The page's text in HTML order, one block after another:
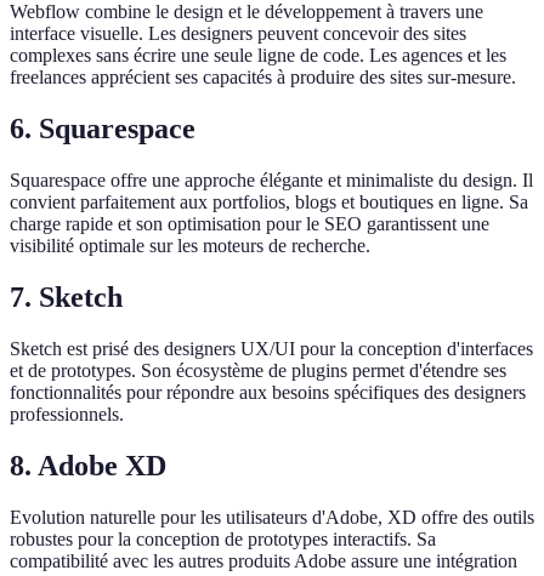
Webflow combine le design et le développement à travers une
interface visuelle. Les designers peuvent concevoir des sites
complexes sans écrire une seule ligne de code. Les agences et les
freelances apprécient ses capacités à produire des sites sur-mesure.
6. Squarespace
Squarespace offre une approche élégante et minimaliste du design. Il
convient parfaitement aux portfolios, blogs et boutiques en ligne. Sa
charge rapide et son optimisation pour le SEO garantissent une
visibilité optimale sur les moteurs de recherche.
7. Sketch
Sketch est prisé des designers UX/UI pour la conception d'interfaces
et de prototypes. Son écosystème de plugins permet d'étendre ses
fonctionnalités pour répondre aux besoins spécifiques des designers
professionnels.
8. Adobe XD
Evolution naturelle pour les utilisateurs d'Adobe, XD offre des outils
robustes pour la conception de prototypes interactifs. Sa
compatibilité avec les autres produits Adobe assure une intégration